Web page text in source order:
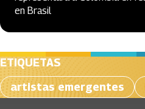
en Brasil
ETIQUETAS
artistas emergentes